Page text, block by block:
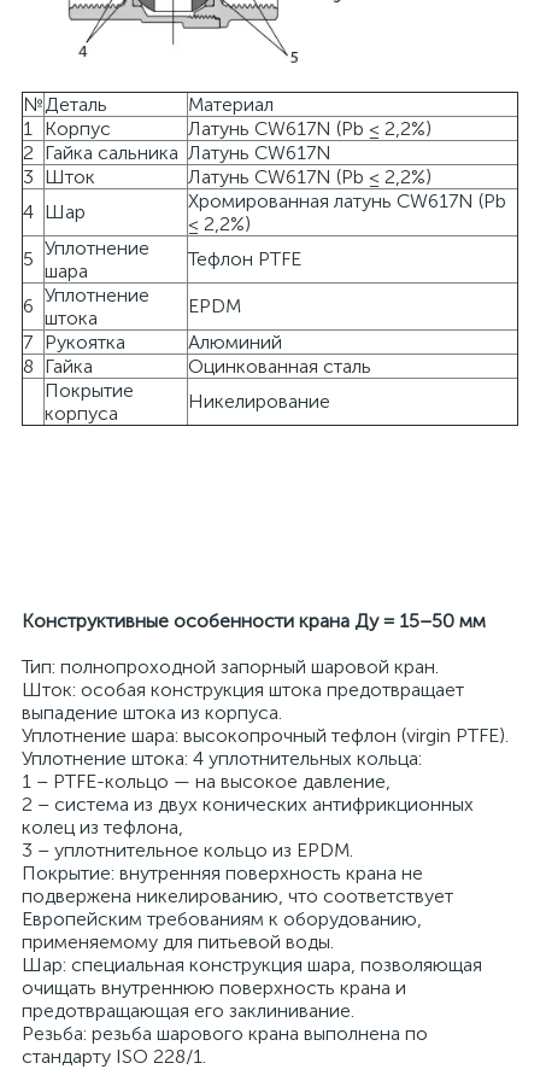
№Деталь
Материал
1 Корпус
Латунь CW617N (Pb ≤ 2,2%)
2 Гайка сальника Латунь CW617N
3 Шток
Латунь CW617N (Pb ≤ 2,2%)
4 Шар
Хромированная латунь CW617N (Pb
≤ 2,2%)
5 Уплотнение
шара
Тефлон PTFE
6 Уплотнение
штока
EPDM
7 Рукоятка
Алюминий
8 Гайка
Оцинкованная сталь
Покрытие
корпуса
Никелирование
Конструктивные особенности крана Ду = 15–50 мм
Тип: полнопроходной запорный шаровой кран.
Шток: особая конструкция штока предотвращает
выпадение штока из корпуса.
Уплотнение шара: высокопрочный тефлон (virgin PTFE).
Уплотнение штока: 4 уплотнительных кольца:
1 – PTFE-кольцо — на высокое давление,
2 – система из двух конических антифрикционных
колец из тефлона,
3 – уплотнительное кольцо из EPDM.
Покрытие: внутренняя поверхность крана не
подвержена никелированию, что соответствует
Европейским требованиям к оборудованию,
применяемому для питьевой воды.
Шар: специальная конструкция шара, позволяющая
очищать внутреннюю поверхность крана и
предотвращающая его заклинивание.
Резьба: резьба шарового крана выполнена по
стандарту ISO 228/1.